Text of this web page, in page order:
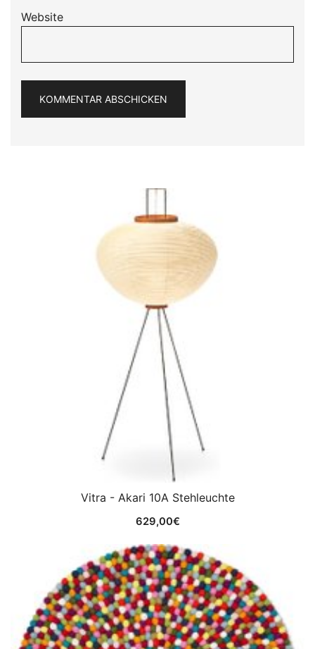
Website
Vitra - Akari 10A Stehleuchte
629,00€